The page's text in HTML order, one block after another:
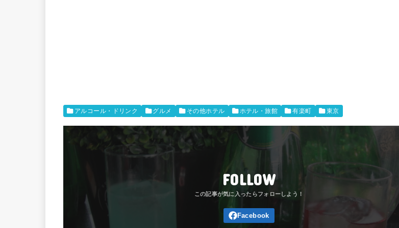
アルコール・ドリンク グルメ その他ホテル ホテル・旅館 有楽町 東京
FOLLOW